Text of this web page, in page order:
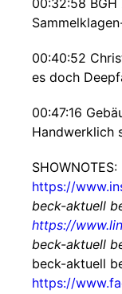
00:32:58 BGH
00:40:52
es doch
00:47:16
Handwerklich
https://
beck-aktuell
https://
beck-aktuell
beck-aktuell
https://